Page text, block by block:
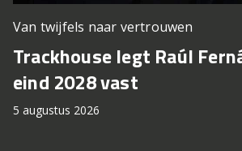
Van twijfels naar vertrouwen
Trackhouse legt Raúl
eind 2028 vast
5 augustus 2026